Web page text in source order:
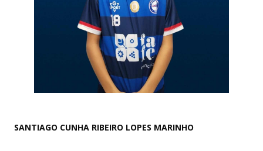
SANTIAGO CUNHA RIBEIRO LOPES MARINHO